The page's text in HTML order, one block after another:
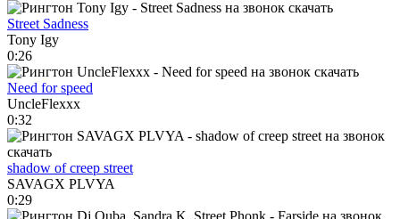
Street Sadness
Tony Igy
0:26
Need for speed
UncleFlexxx
0:32
shadow of creep street
SAVAGX PLVYA
0:29